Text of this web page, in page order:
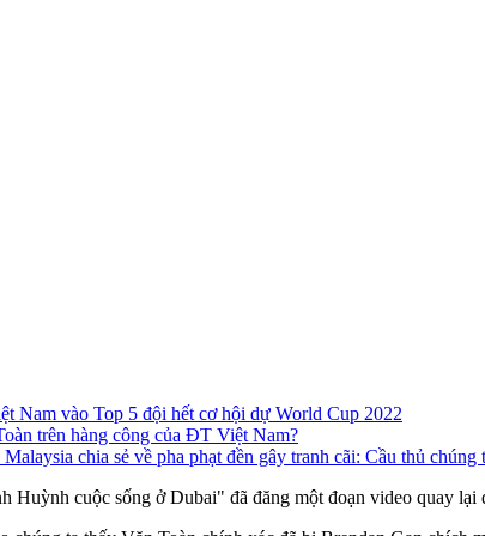
Nam vào Top 5 đội hết cơ hội dự World Cup 2022
trên hàng công của ĐT Việt Nam?
chia sẻ về pha phạt đền gây tranh cãi: Cầu thủ chúng
Huỳnh cuộc sống ở Dubai" đã đăng một đoạn video quay